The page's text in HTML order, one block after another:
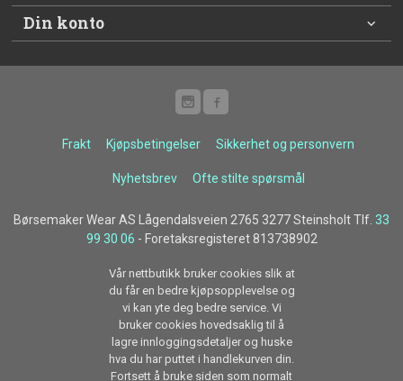
Din konto
Frakt Kjøpsbetingelser Sikkerhet og personvern
Nyhetsbrev Ofte stilte spørsmål
Børsemaker Wear AS Lågendalsveien 2765 3277 Steinsholt Tlf. 33
99 30 06 - Foretaksregisteret 813738902
Vår nettbutikk bruker cookies slik at
du får en bedre kjøpsopplevelse og
vi kan yte deg bedre service. Vi
bruker cookies hovedsaklig til å
lagre innloggingsdetaljer og huske
hva du har puttet i handlekurven din.
Fortsett å bruke siden som normalt